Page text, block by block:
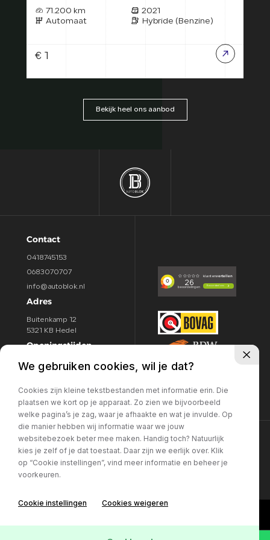
71.200 km
2021
Automaat
Hybride (Benzine)
€ 1
Bekijk heel ons aanbod
Contact
0418745153
0683070707
info@autoblok.nl
Adres
Buitenkamp 12
5321 KB Hedel
Openingstijden
Ma / Vr: 09.00 - 18:00u
Privacy policy
Volg ons:
We gebruiken cookies, wil je dat?
Cookies zijn kleine tekstbestanden met informatie erin. Die
plaatsen we kort op je apparaat. Zo zien we bijvoorbeeld
welke pagina’s je zag, waar je afhaakte en wat je invulde. Op
die manier hebben wij informatie waar we jouw
websitebezoek beter mee maken. Handig toch? Natuurlijk
kies je zelf of je dat toestaat. Daar zijn we eerlijk over. Klik
op “Cookie instellingen”, vind meer informatie en beheer je
voorkeuren.
Cookie instellingen Cookies weigeren